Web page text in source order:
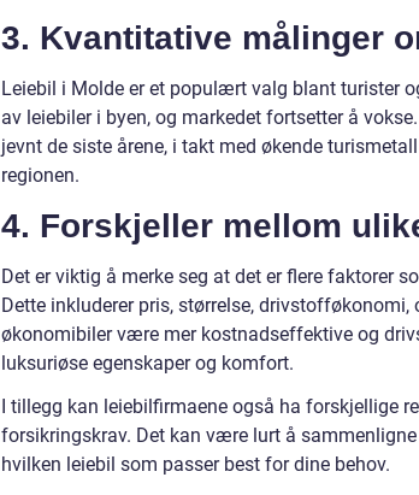
3. Kvantitative målinger
Leiebil i Molde er et populært valg blant turister
av leiebiler i byen, og markedet fortsetter å
jevnt de siste årene, i takt med økende
regionen.
4. Forskjeller mellom
Det er viktig å merke seg at det er flere faktorer
Dette inkluderer pris, størrelse,
økonomibiler være mer kostnadseffektive og
luksuriøse egenskaper og komfort.
I tillegg kan leiebilfirmaene også ha forskjellige
forsikringskrav. Det kan være lurt å
hvilken leiebil som passer best for dine behov.